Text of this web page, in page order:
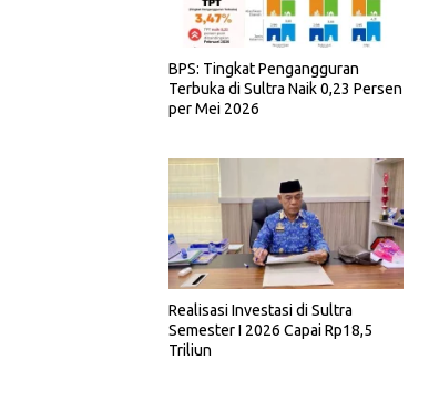
BPS: Tingkat Pengangguran
Terbuka di Sultra Naik 0,23 Persen
per Mei 2026
Realisasi Investasi di Sultra
Semester I 2026 Capai Rp18,5
Triliun